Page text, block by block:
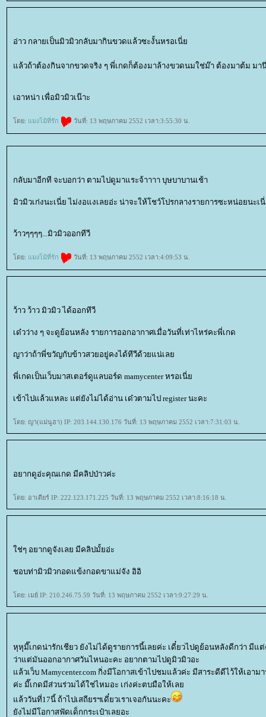
อ่าว กลายเป็นมิวมิวกลับมากินขวดแล้วซะงั้นหรอเนี่
ล้วถ้าต้องกินจากขวดจริง ๆ พี่เกดก็ต้องมาล้างขวดนมใช่ม๊า ต้องมาต้ม มา
เอาหน่า เพื่อมิวมิวเน๊าะ
ดย: มงโม้ที่รัก วันที่: 13 พฤษภาคม 2552 เวลา:3:55:30 น.
กลับมาอีกที จะบอกว่า ตามไปดูมาแระจ้าาาา บุษบาบานเช้า
มิวมิวเก่งนะเนี่ย ไม่งอแงเลยอ่ะ น่าจะให้โชว์โปรกลางรายการซะหน่อยนะ
ว้าวๆๆๆๆ...มิวมิวออกทีวี
ดย: มงโม้ที่รัก วันที่: 13 พฤษภาคม 2552 เวลา:4:09:53 น.
ว้าว ว้าว มิวมิว ได้ออกทีวี
เด๋วว่าง ๆ จะดูย้อนหลัง รายการออกอากาศเมื่อวันที่เท่าไหร่คะพี่เกด
ญาว่าถ้าพี่ขวัญกับข้าวสวยอยู่คงได้ทีวีด้วยแน่เล
พี่เกดเป็นเว็บมาสเตอร์ดูแลบอร์ด mamycenter หรอเนี่
เข้าไปแล้วแหละ แต่ยังไม่ได้อ่าน เด๋วตามไป register นะคะ
ดย: ญา(แม่นูฮา) IP: 203.144.130.176 วันที่: 13 พฤษภาคม 2552 เวลา:7:31:03 น.
อยากดูอ่ะคุณเกด มีคลิปป่าวค่ะ
ดย: อาเดียร์ IP: 222.123.171.225 วันที่: 13 พฤษภาคม 2552 เวลา:8:16:18 น.
ช่ๆ อยากดูจังเลย มีคลิปมั้ยอ่ะ
ชอบท่ามิวมิวกอดแข้งกอดขาแม่จัง อิอิ
ดย: เมย์ IP: 210.246.75.59 วันที่: 13 พฤษภาคม 2552 เวลา:9:27:29 น.
หุหุมี๊เกดน่ารักเชียว ยังไม่ได้ดูรายการนี้เลยค่ะ เดี๋ยวไปดูย้อนหลังดีกว่า มีแ
ว่าแต่มันออกอากาศวันไหนอะคะ อยากตามไปดูมิวมิวอะ
ล้วเว็บ Mamycenter.com กิ่งมีโอกาสเข้าไปชมแล้วค่ะ มีสาระดีดีไว้ให้เอา
ค่ะ มี๊เกดมีส่วนร่วมได้ใช่ไหมอะ เก่งค่ะตบมือให้เล
ล้ววันที่17นี้ ถ้าไปเสถียรฯเดี๋ยวเราเจอกันนะคะ
ังไม่มีโอกาสฟัดเด็กกระเป๋าเลยอะ